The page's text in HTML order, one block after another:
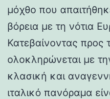
μόχθο που
βόρεια με τη νότια
Κατεβαίνοντας προς
ολοκληρώνεται με
κλασική και
ιταλικό πανόραμα